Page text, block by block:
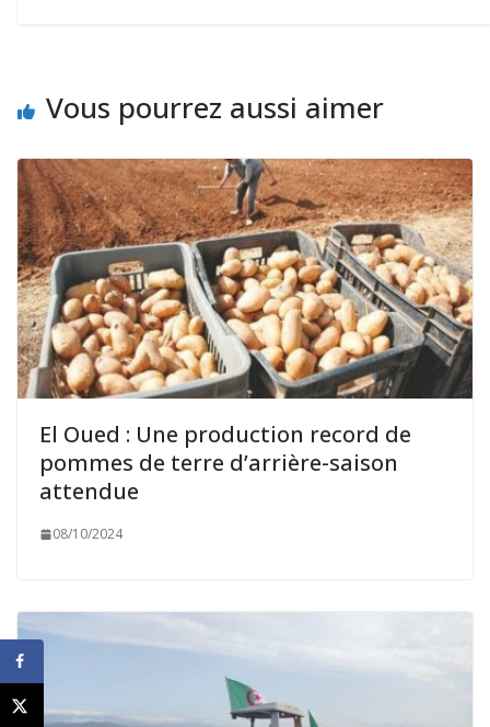
Vous pourrez aussi aimer
El Oued : Une production record de
pommes de terre d’arrière-saison
attendue
08/10/2024